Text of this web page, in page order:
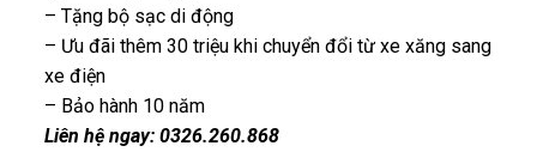
– Tặng bộ sạc di động
– Ưu đãi thêm 30 triệu khi chuyển đổi từ xe xăng sang
xe điện
– Bảo hành 10 năm
Liên hệ ngay: 0326.260.868